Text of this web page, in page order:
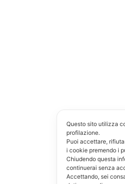
Questo sito utilizza
profilazione.
Puoi accettare,
i cookie premendo i
Chiudendo questa
continuerai senza
Accettando, sei